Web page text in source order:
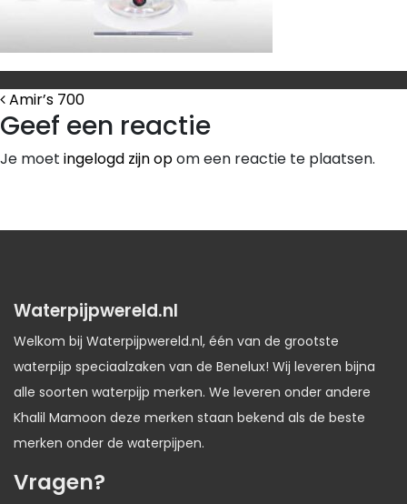
Bericht Navigatie
Amir’s 700
Geef een reactie
Je moet ingelogd zijn opom een reactie te plaatsen.
Waterpijpwereld.nl
Welkom bij Waterpijpwereld.nl, één van de grootste
waterpijp speciaalzaken van de Benelux! Wij leveren bijna
alle soorten waterpijp merken. We leveren onder andere
Khalil Mamoon deze merken staan bekend als de beste
merken onder de waterpijpen.
Vragen?